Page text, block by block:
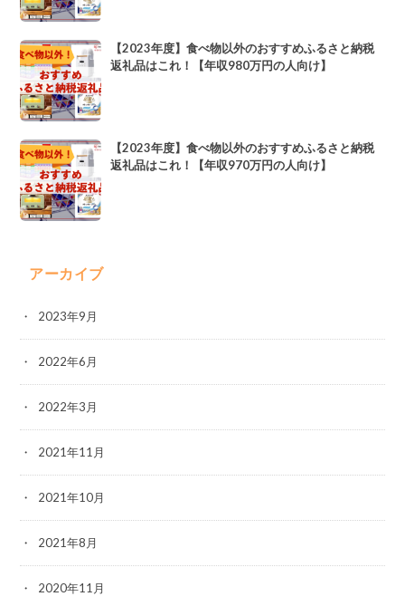
【2023年度】食べ物以外のおすすめふるさと納税
返礼品はこれ！【年収980万円の人向け】
【2023年度】食べ物以外のおすすめふるさと納税
返礼品はこれ！【年収970万円の人向け】
アーカイブ
2023年9月
2022年6月
2022年3月
2021年11月
2021年10月
2021年8月
2020年11月